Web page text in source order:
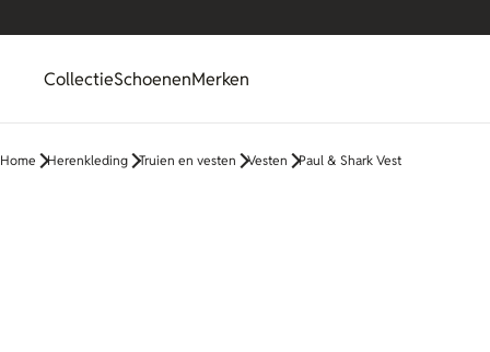
CollectieSchoenenMerken
Home Herenkleding Truien en vesten Vesten Paul & Shark Vest